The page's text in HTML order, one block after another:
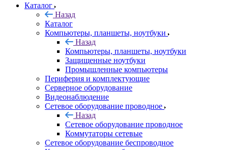
Каталог
Назад
Каталог
Компьютеры, планшеты, ноутбуки
Назад
Компьютеры, планшеты, ноутбуки
Защищенные ноутбуки
Промышленные компьютеры
Периферия и комплектующие
Серверное оборудование
Видеонаблюдение
Сетевое оборудование проводное
Назад
Сетевое оборудование проводное
Коммутаторы сетевые
Сетевое оборудование беспроводное